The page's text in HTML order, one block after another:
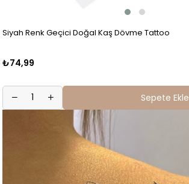
Siyah Renk Geçici Doğal Kaş Dövme Tattoo
₺74,99
Sepete Ekle